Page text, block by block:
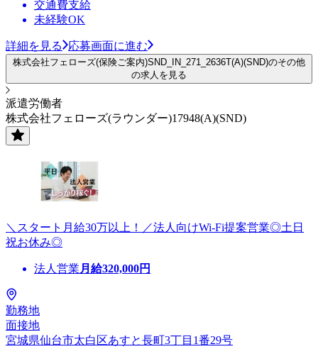
交通費支給
未経験OK
詳細を見る 応募画面に進む
株式会社フェローズ(保険ご案内)SND_IN_271_2636T(A)(SND)のその他
の求人を見る
派遣労働者
株式会社フェローズ(ラウンダー)17948(A)(SND)
＼スタート月給30万以上！／法人向けWi-Fi提案営業◎土日
祝お休み◎
法人営業 月給320,000円
勤務地
面接地
宮城県仙台市太白区あすと長町3丁目1番29号